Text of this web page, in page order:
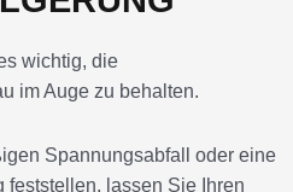
im Auge zu behalten.
feststellen, lassen Sie Ihren